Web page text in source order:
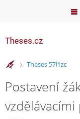
Theses.cz
>
Theses 57l1zc
Postavení